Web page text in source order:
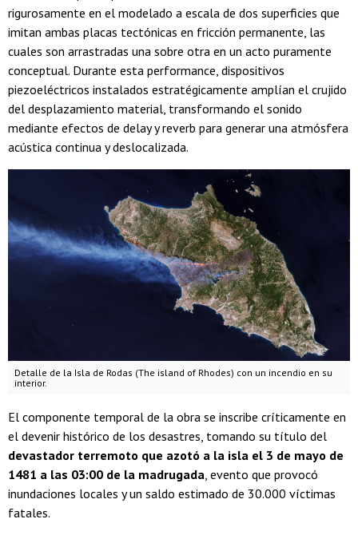
rigurosamente en el modelado a escala de dos superficies que
imitan ambas placas tectónicas en fricción permanente, las
cuales son arrastradas una sobre otra en un acto puramente
conceptual. Durante esta performance, dispositivos
piezoeléctricos instalados estratégicamente amplían el crujido
del desplazamiento material, transformando el sonido
mediante efectos de delay y reverb para generar una atmósfera
acústica continua y deslocalizada.
Detalle de la Isla de Rodas (The island of Rhodes) con un incendio en su
interior.
El componente temporal de la obra se inscribe críticamente en
el devenir histórico de los desastres, tomando su título del
devastador terremoto que azotó a la isla el 3 de mayo de
1481 a las 03:00 de la madrugada, evento que provocó
inundaciones locales y un saldo estimado de 30.000 víctimas
fatales.